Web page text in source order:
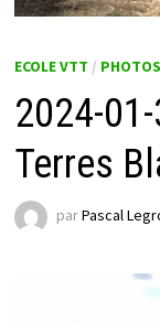
ECOLE VTT / PHOTOS
2024-
Terres
parPascal